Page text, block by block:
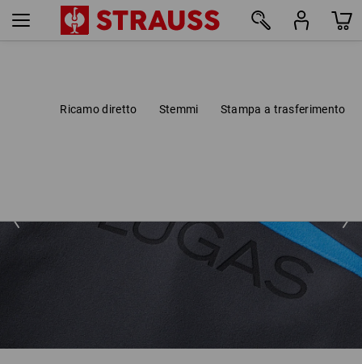
Ricamo diretto Stemmi Stampa a trasferimento